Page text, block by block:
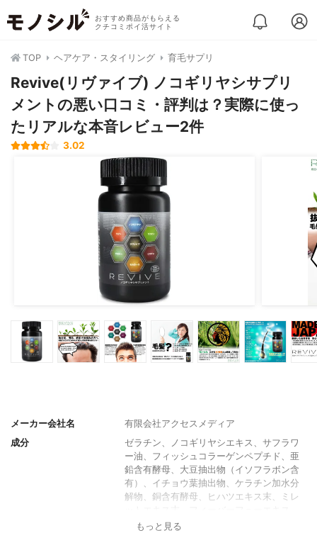
おすすめ商品がもらえる
クチコミポイ活サイト
TOP ヘアケア・スタイリング 育毛サプリ
Revive(リヴァイブ) ノコギリヤシサプリ
メントの悪い口コミ・評判は？実際に使っ
たリアルな本音レビュー2件
3.02
メーカー会社名
有限会社アクセスメディア
成分
ゼラチン、ノコギリヤシエキス、サフラワ
ー油、フィッシュコラーゲンペプチド、亜
鉛含有酵母、大豆抽出物（イソフラボン含
有）、イチョウ葉抽出物、ケラチン加水分
解物、銅含有酵母、ヒハツエキス末、ミレ
ットエキス末、フィーバーフューエキス
末、コエンザイムＱ10、メチルサルフォニ
もっと見る